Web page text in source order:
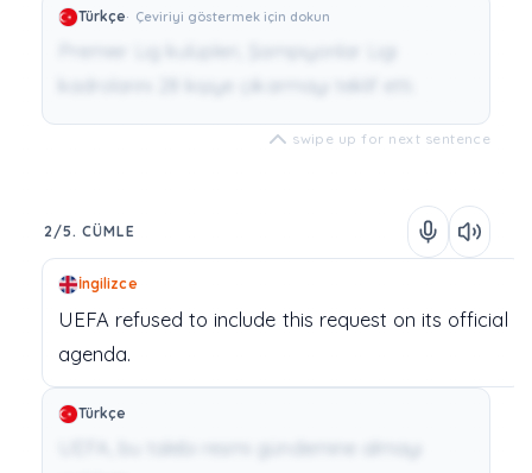
Türkçe Çeviriyi göstermek için dokun
Premier Lig kulüpleri, Şampiyonlar Ligi
kadrolarını 28 kişiye çıkarmayı teklif etti.
swipe up for next sentence
2/5. CÜMLE
İngilizce
UEFA refused to include this request on its official
agenda.
Türkçe